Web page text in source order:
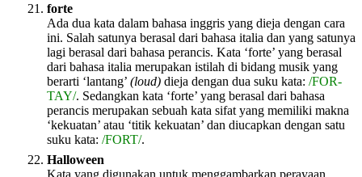
forte
Ada dua kata dalam bahasa inggris yang dieja dengan cara
ini. Salah satunya berasal dari bahasa italia dan yang satunya
lagi berasal dari bahasa perancis. Kata ‘forte’ yang berasal
dari bahasa italia merupakan istilah di bidang musik yang
berarti ‘lantang’ (loud) dieja dengan dua suku kata: /FOR-
TAY/. Sedangkan kata ‘forte’ yang berasal dari bahasa
perancis merupakan sebuah kata sifat yang memiliki makna
‘kekuatan’ atau ‘titik kekuatan’ dan diucapkan dengan satu
suku kata: /FORT/.
Halloween
Kata yang digunakan untuk menggambarkan perayaan